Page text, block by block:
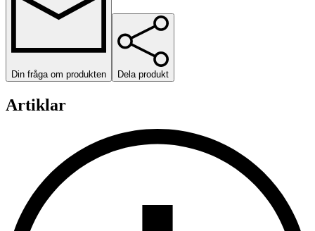
Din fråga om produkten Dela produkt
Artiklar